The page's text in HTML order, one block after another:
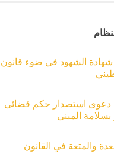
الشهود في ضوء قانون
دعوى استصدار حكم قضائى
بسلامة المبنى
والمتعة في القانون